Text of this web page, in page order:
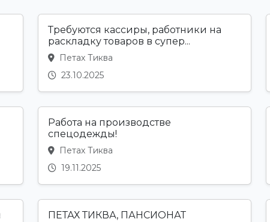
Требуются кассиры, работники на
раскладку товаров в супер...
Петах Тиква
23.10.2025
Работа на производстве
спецодежды!
Петах Тиква
19.11.2025
ПЕТАХ ТИКВА, ПАНСИОНАТ